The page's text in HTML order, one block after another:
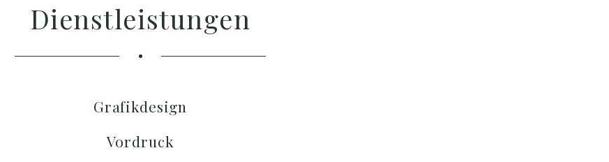
Dienstleistungen
Grafikdesign
Vordruck